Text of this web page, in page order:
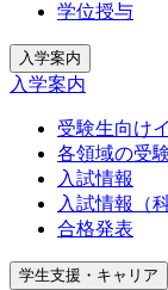
学位授与
入学案内
入学案内
受験生向け
各領域の受
入試情報
入試情報（
合格発表
学生支援・キャリア